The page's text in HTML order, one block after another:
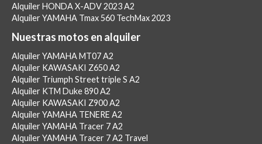
Alquiler HONDA X-ADV 2023 A2
Alquiler YAMAHA Tmax 560 TechMax 2023
Nuestras motos en alquiler
Alquiler YAMAHA MT07 A2
Alquiler KAWASAKI Z650 A2
Alquiler Triumph Street triple S A2
Alquiler KTM Duke 890 A2
Alquiler KAWASAKI Z900 A2
Alquiler YAMAHA TENERE A2
Alquiler YAMAHA Tracer 7 A2
Alquiler YAMAHA Tracer 7 A2 Travel